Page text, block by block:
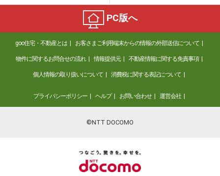
PC版へ
goo住宅・不動産とは お客さまご利用端末からの情報の外部送信について
物件に関するお問合せの流れ 情報提供元 不動産情報に関する免責事項
個人情報の取り扱いについて 消費税に関する表記について
プライバシーポリシー ヘルプ お問い合わせ 運営会社
©NTT DOCOMO